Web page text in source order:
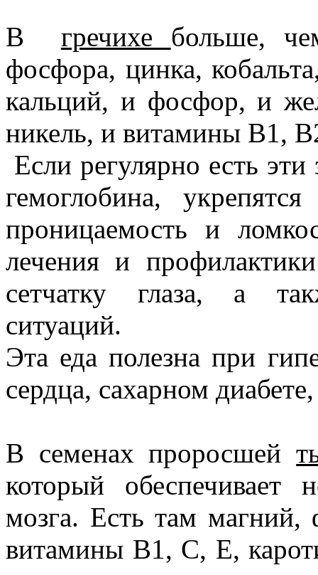
В гречихе больше,
фосфора, цинка,
кальций, и фосфор, и
никель, и витамины В1,
Если регулярно есть
гемоглобина,
проницаемость и
лечения и профилактики
сетчатку глаза, а
ситуаций.
Эта еда полезна при
сердца, сахарном
В семенах проросшей
который обеспечивает
мозга. Есть там магний,
витамины В1, С, Е,